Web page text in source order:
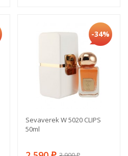
-34%
Sevaverek W 5020 CLIPS
50ml